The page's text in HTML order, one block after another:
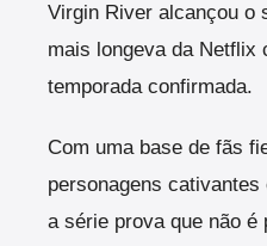
Virgin River alcançou o
mais longeva da Netflix
temporada confirmada.
Com uma base de fãs
personagens
a série prova que não é